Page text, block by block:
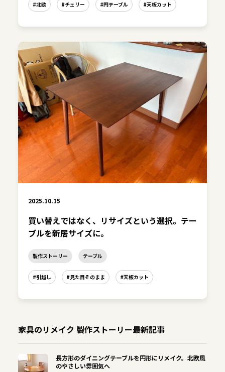
#北欧 #チェリー #円テーブル #天板カット
2025.10.15
買い替えではなく、リサイズという選択。テー
ブルを新居サイズに。
製作ストーリー テーブル
#引越し #見た目そのまま #天板カット
家具のリメイク 製作ストーリー最新記事
長方形のダイニングテーブルを円形にリメイク。北欧風
のやさしい雰囲気へ